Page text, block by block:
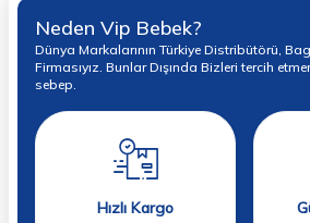
Neden Vip Bebek?
Dünya Markalarının Türkiye Distribütörü,
Firmasıyız. Bunlar Dışında Bizleri tercih
sebep.
Hızlı Kargo